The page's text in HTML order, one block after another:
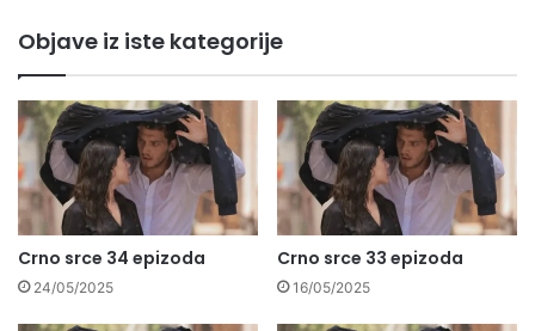
Objave iz iste kategorije
Crno srce 34 epizoda
24/05/2025
Crno srce 33 epizoda
16/05/2025